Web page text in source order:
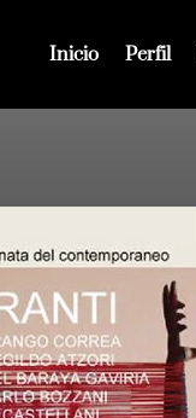
Inicio Perfil